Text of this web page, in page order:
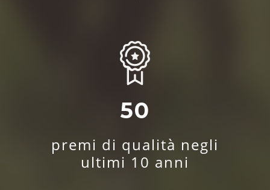
50
premi di qualità negli
ultimi 10 anni